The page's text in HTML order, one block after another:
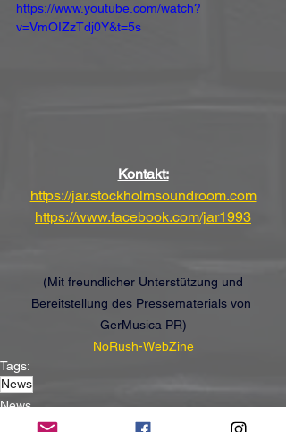
https://www.youtube.com/watch?
v=VmOIZzTdj0Y&t=5s
Kontakt:
https://jar.stockholmsoundroom.com
https://www.facebook.com/jar1993
(Mit freundlicher Unterstützung und
Bereitstellung des Pressematerials von
GerMusica PR)
NoRush-WebZine
Tags:
News
News